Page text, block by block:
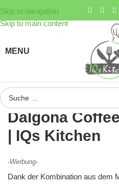
Skip to navigation
Skip to main content
MENU
Dalgona
| IQs Kitchen
-Werbung-
Dank der Kombination aus dem